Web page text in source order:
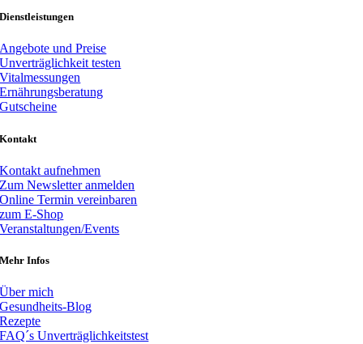
Dienstleistungen
Angebote und Preise
Unverträglichkeit testen
Vitalmessungen
Ernährungsberatung
Gutscheine
Kontakt
Kontakt aufnehmen
Zum Newsletter anmelden
Online Termin vereinbaren
zum E-Shop
Veranstaltungen/Events
Mehr Infos
Über mich
Gesundheits-Blog
Rezepte
FAQ´s Unverträglichkeitstest